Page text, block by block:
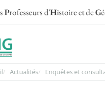
Professeurs d'Histoire et deG
Actualités Enquêtes et